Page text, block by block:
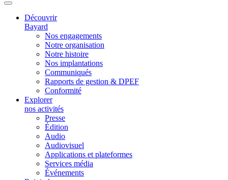
Découvrir
Bayard
Nos engagements
Notre organisation
Notre histoire
Nos implantations
Communiqués
Rapports de gestion & DPEF
Conformité
Explorer
nos activités
Presse
Édition
Audio
Audiovisuel
Applications et plateformes
Services média
Événements